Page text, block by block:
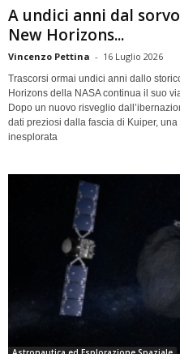
A undici anni dal
New Horizons...
Vincenzo Pettina - 16 Luglio 2026
Trascorsi ormai undici anni dallo
Horizons della NASA continua il suo
Dopo un nuovo risveglio
dati preziosi dalla fascia di Kuiper,
inesplorata